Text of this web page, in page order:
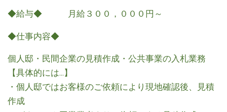
◆給与◆ 月給３００，０００円～
◆仕事内容◆
個人邸・民間企業の見積作成・公共事業の入札業務
【具体的には…】
・個人邸ではお客様のご依頼により現地確認後、見積
作成